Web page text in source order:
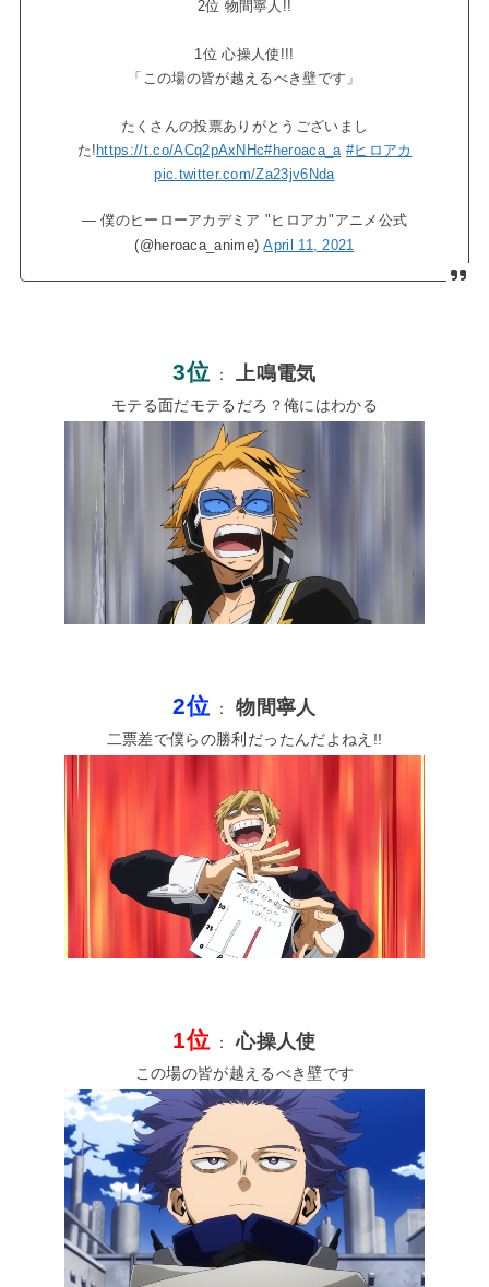
2位 物間寧人!!
1位 心操人使!!!
「この場の皆が越えるべき壁です」
たくさんの投票ありがとうございまし
た! https://t.co/ACq2pAxNHc#heroaca_a #ヒロアカ
pic.twitter.com/Za23jv6Nda
— 僕のヒーローアカデミア "ヒロアカ"アニメ公式
(@heroaca_anime)April 11, 2021
3位 ： 上鳴電気
モテる面だモテるだろ？俺にはわかる
2位 ： 物間寧人
二票差で僕らの勝利だったんだよねえ!!
1位 ： 心操人使
この場の皆が越えるべき壁です